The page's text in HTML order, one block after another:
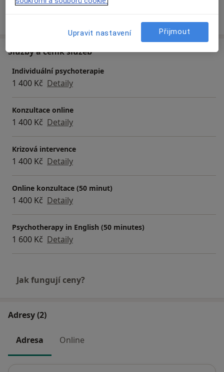
Služby a ceník služeb
Individuální psychoterapie
1 400 Kč Detaily
Konzultace online
1 400 Kč Detaily
Krizová intervence
1 400 Kč Detaily
Online konzultace (50 minut)
1 400 Kč Detaily
Psychotherapy in English (50 minutes)
1 600 Kč Detaily
Jak fungují ceny?
Adresy (2)
Adresa Online
Upravit nastavení Přijmout